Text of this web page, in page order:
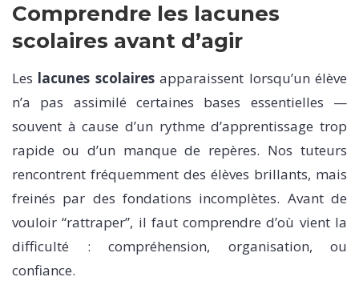
Comprendre les lacunes
scolaires avant d’agir
Les lacunes scolairesapparaissent lorsqu’un élève
n’a pas assimilé certaines bases essentielles —
souvent à cause d’un rythme d’apprentissage trop
rapide ou d’un manque de repères. Nos tuteurs
rencontrent fréquemment des élèves brillants, mais
freinés par des fondations incomplètes. Avant de
vouloir “rattraper”, il faut comprendre d’où vient la
difficulté : compréhension, organisation, ou
confiance.